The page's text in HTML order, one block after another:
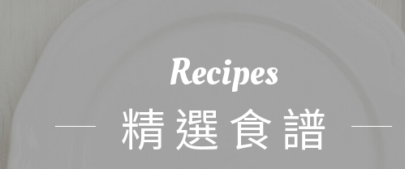
Recipes
精選食譜